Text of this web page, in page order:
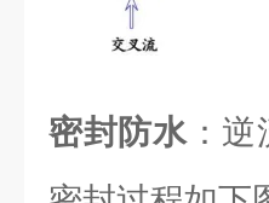
密封防水：逆